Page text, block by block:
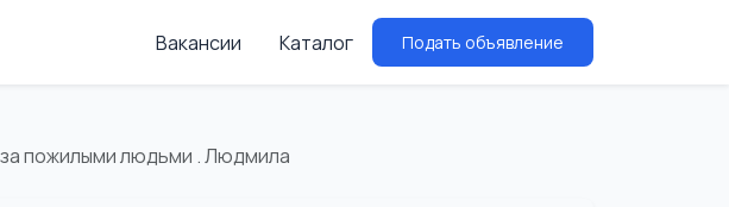
Вакансии Каталог Подать объявление
пожилыми людьми . Людмила